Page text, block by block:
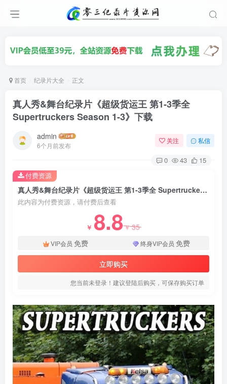
首页 纪录片大全 正文
真人秀&舞台纪录片《超级货运王 第1-3季全
Supertruckers Season 1-3》下载
admin
6个月前发布
关注 私信
0 43 15
真人秀&舞台纪录片《超级货运王 第1-3季全 Supertruckers Season 1-3》下载
此内容为付费资源，请付费后查看
￥ 8.8￥35
VIP会员 免费 终身VIP会员 免费
立即购买
您当前未登录！建议登陆后购买，可保存购买订单
付费资源